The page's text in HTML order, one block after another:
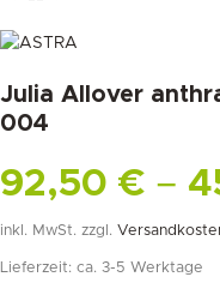
Julia Allover
004
92,50 € –
inkl. MwSt. zzgl.
Lieferzeit: ca. 3-5 Werktage